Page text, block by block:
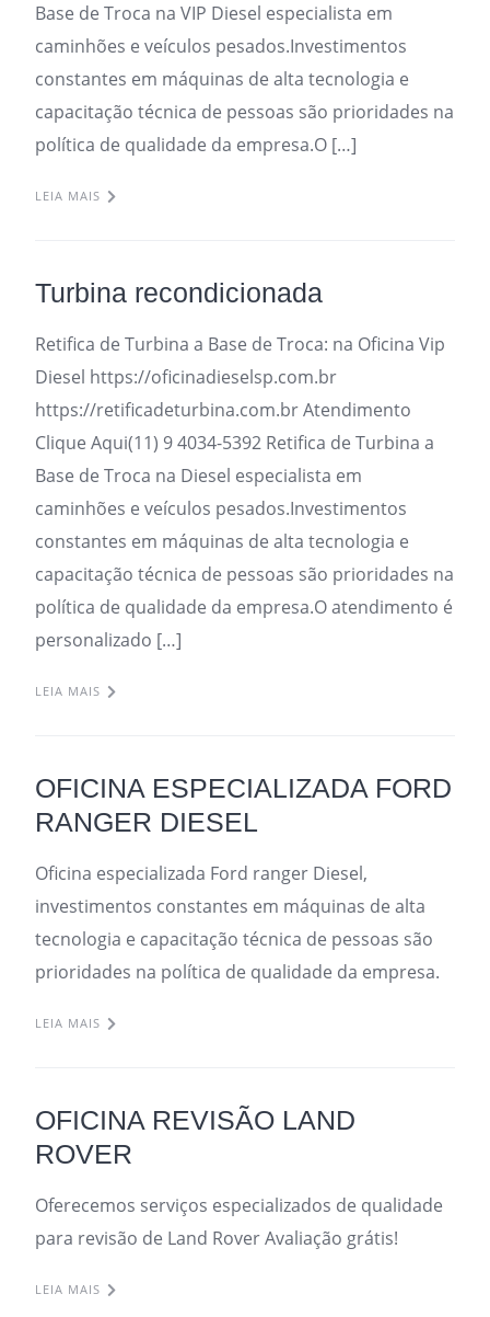
Base de Troca na VIP Diesel especialista em
caminhões e veículos pesados.Investimentos
constantes em máquinas de alta tecnologia e
capacitação técnica de pessoas são prioridades na
política de qualidade da empresa.O […]
LEIA MAIS
Turbina recondicionada
Retifica de Turbina a Base de Troca: na Oficina Vip
Diesel https://oficinadieselsp.com.br
https://retificadeturbina.com.br Atendimento
Clique Aqui(11) 9 4034-5392 Retifica de Turbina a
Base de Troca na Diesel especialista em
caminhões e veículos pesados.Investimentos
constantes em máquinas de alta tecnologia e
capacitação técnica de pessoas são prioridades na
política de qualidade da empresa.O atendimento é
personalizado […]
LEIA MAIS
OFICINA ESPECIALIZADA FORD
RANGER DIESEL
Oficina especializada Ford ranger Diesel,
investimentos constantes em máquinas de alta
tecnologia e capacitação técnica de pessoas são
prioridades na política de qualidade da empresa.
LEIA MAIS
OFICINA REVISÃO LAND
ROVER
Oferecemos serviços especializados de qualidade
para revisão de Land Rover Avaliação grátis!
LEIA MAIS